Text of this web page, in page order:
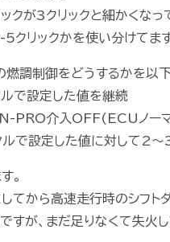
クが3クリックと細かくなっ
クリックかを使い分けてます
燃調制御をどうするかを以
設定した値を継続
介入OFF(ECUノーマ
設定した値に対して2～
。
から高速走行時のシフト
すが、まだ足りなくて失火